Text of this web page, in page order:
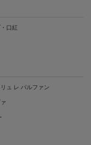
口紅
ュ レ パルファン
ァ